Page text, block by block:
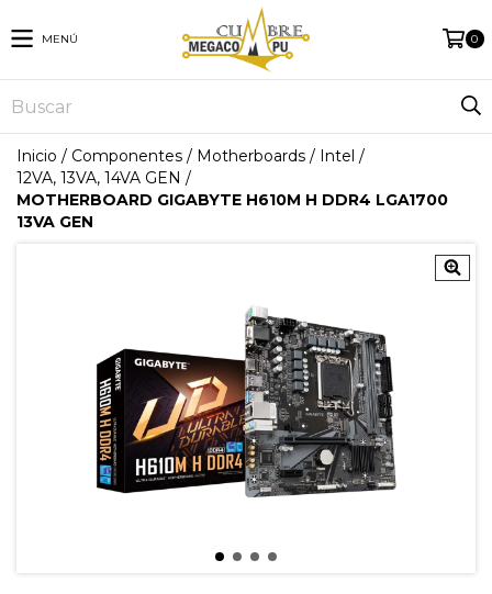
MENÚ 0
Inicio / Componentes / Motherboards / Intel /
12VA, 13VA, 14VA GEN /
MOTHERBOARD GIGABYTE H610M H DDR4 LGA1700
13VA GEN